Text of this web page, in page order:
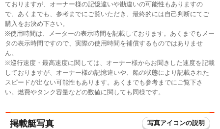
ておりますが、オーナー様の記憶違いや勘違いの可能性もありますの
で、あくまでも、参考までにご覧いただき、最終的には自己判断にてご
購入をお決め下さい。
※使用時間は、メーターの表示時間を記載しております。あくまでもメー
タの表示時間ですので、実際の使用時間を補償するものではありませ
ん。
※巡行速度・最高速度に関しては、オーナー様からお聞きした速度を記載
しておりますが、オーナー様の記憶違いや、船の状態により記載された
スピードが出ない可能性もあります。あくまでも参考までにご覧下さ
い。燃費やタンク容量などの数値に関しても同様です。
掲載艇写真 写真アイコンの説明